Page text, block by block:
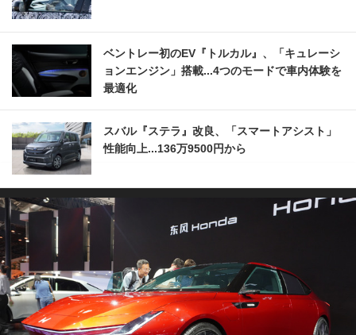
ベントレー初のEV『トルカル』、「キュレーシ
ョンエンジン」搭載...4つのモードで車内体験を
最適化
スバル『ステラ』改良、「スマートアシスト」
性能向上...136万9500円から